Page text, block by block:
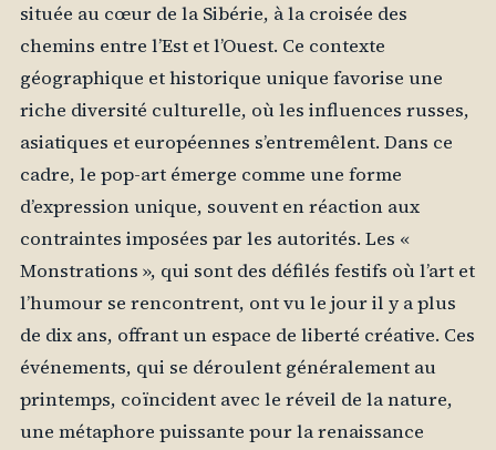
située au cœur de la Sibérie, à la croisée des
chemins entre l’Est et l’Ouest. Ce contexte
géographique et historique unique favorise une
riche diversité culturelle, où les influences russes,
asiatiques et européennes s’entremêlent. Dans ce
cadre, le pop-art émerge comme une forme
d’expression unique, souvent en réaction aux
contraintes imposées par les autorités. Les «
Monstrations », qui sont des défilés festifs où l’art et
l’humour se rencontrent, ont vu le jour il y a plus
de dix ans, offrant un espace de liberté créative. Ces
événements, qui se déroulent généralement au
printemps, coïncident avec le réveil de la nature,
une métaphore puissante pour la renaissance